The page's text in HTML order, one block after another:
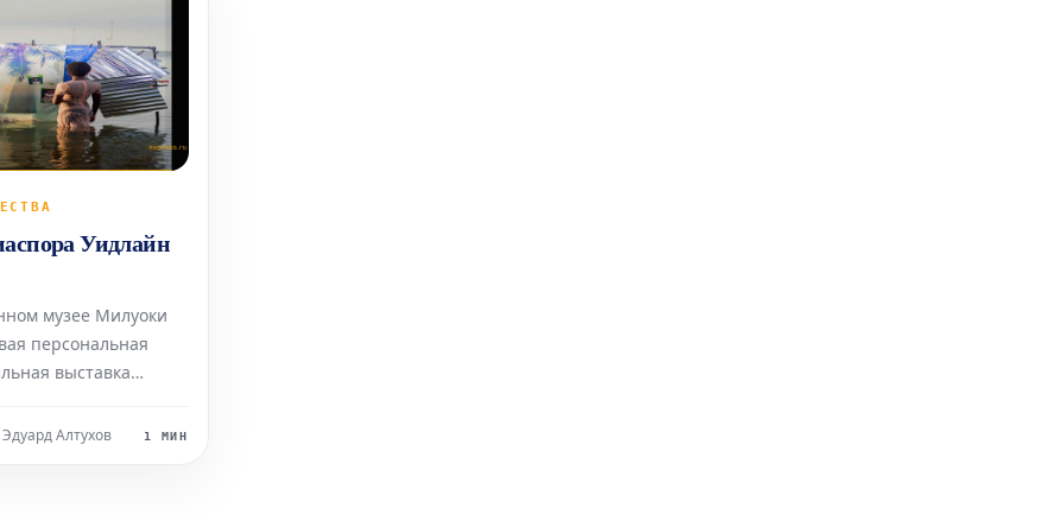
Уидлайн
музее Милуоки
персональная
выставка
созданными
Алтухов 1 МИН